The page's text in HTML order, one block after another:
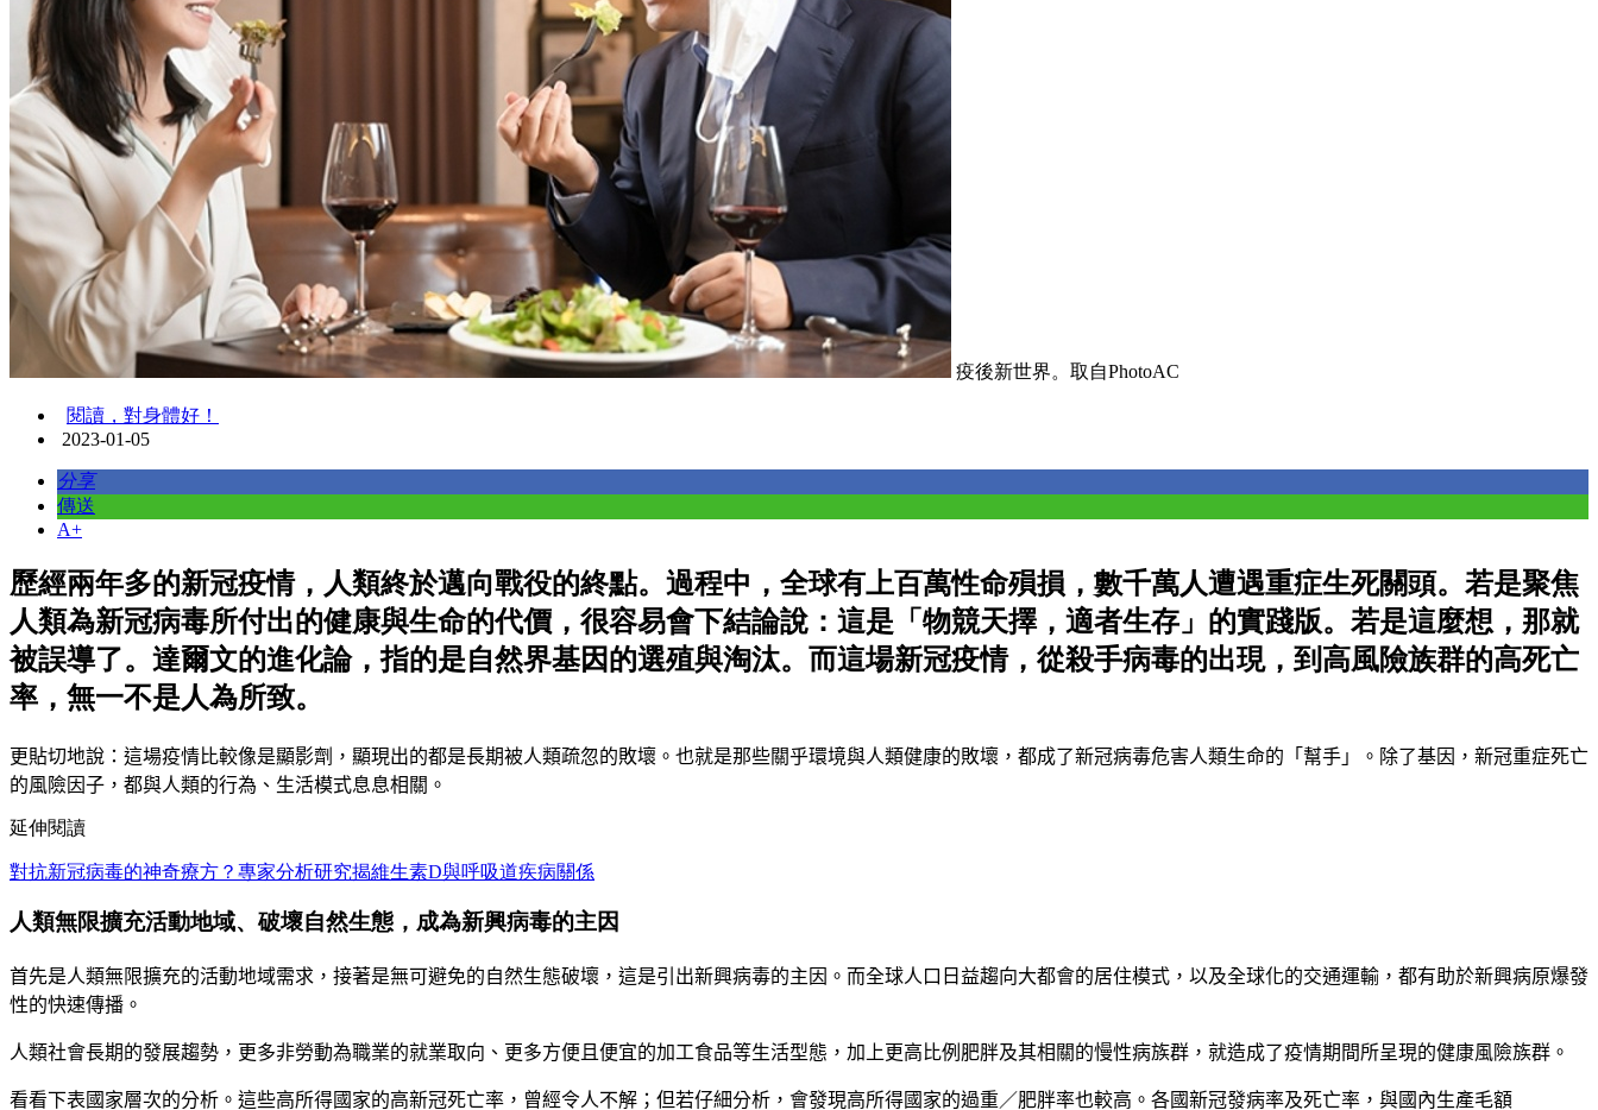
疫後新世界。取自PhotoAC
閱讀，對身體好！
2023-01-05
分享
傳送
A+
歷經兩年多的新冠疫情，人類終於邁向戰役的終點。過程中，全球有上百萬性命殞損，數千萬人遭遇重症生死關頭。若是聚焦
人類為新冠病毒所付出的健康與生命的代價，很容易會下結論說：這是「物競天擇，適者生存」的實踐版。若是這麼想，那就
被誤導了。達爾文的進化論，指的是自然界基因的選殖與淘汰。而這場新冠疫情，從殺手病毒的出現，到高風險族群的高死亡
率，無一不是人為所致。
更貼切地說 ： 這場疫情比較像是顯影劑 ， 顯現出的都是長期被人類疏忽的敗壞 。 也就是那些關乎環境與人類健康的敗壞 ， 都成了新冠病毒危害人類生命的 「 幫手 」。 除了基因 ， 新冠重症死亡
的風險因子 ， 都與人類的行為 、 生活模式息息相關 。
延伸閱讀
對抗新冠病毒的神奇療方？專家分析研究揭維生素D與呼吸道疾病關係
人類無限擴充活動地域、破壞自然生態，成為新興病毒的主因
首先是人類無限擴充的活動地域需求 ， 接著是無可避免的自然生態破壞 ， 這是引出新興病毒的主因 。 而全球人口日益趨向大都會的居住模式 ， 以及全球化的交通運輸 ， 都有助於新興病原爆發
性的快速傳播 。
人類社會長期的發展趨勢 ， 更多非勞動為職業的就業取向 、 更多方便且便宜的加工食品等生活型態 ， 加上更高比例肥胖及其相關的慢性病族群 ， 就造成了疫情期間所呈現的健康風險族群 。
看看下表國家層次的分析 。 這些高所得國家的高新冠死亡率 ， 曾經令人不解 ； 但若仔細分析 ， 會發現高所得國家的過重／肥胖率也較高 。 各國新冠發病率及死亡率 ， 與國內生產毛額